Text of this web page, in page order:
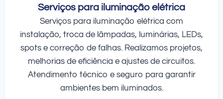
Serviços para iluminação elétrica
Serviços para iluminação elétrica com
instalação, troca de lâmpadas, luminárias, LEDs,
spots e correção de falhas. Realizamos projetos,
melhorias de eficiência e ajustes de circuitos.
Atendimento técnico e seguro para garantir
ambientes bem iluminados.